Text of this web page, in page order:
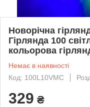
Новорічна
Гірлянда 100
кольорова
Немає в наявності
Код: 100L10VMC
329 ₴